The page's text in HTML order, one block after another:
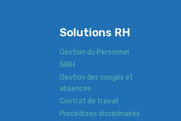
Solutions RH
Gestion du Personnel
SIRH
Gestion des congés et
absences
Contrat de travail
Procédures disciplinaires